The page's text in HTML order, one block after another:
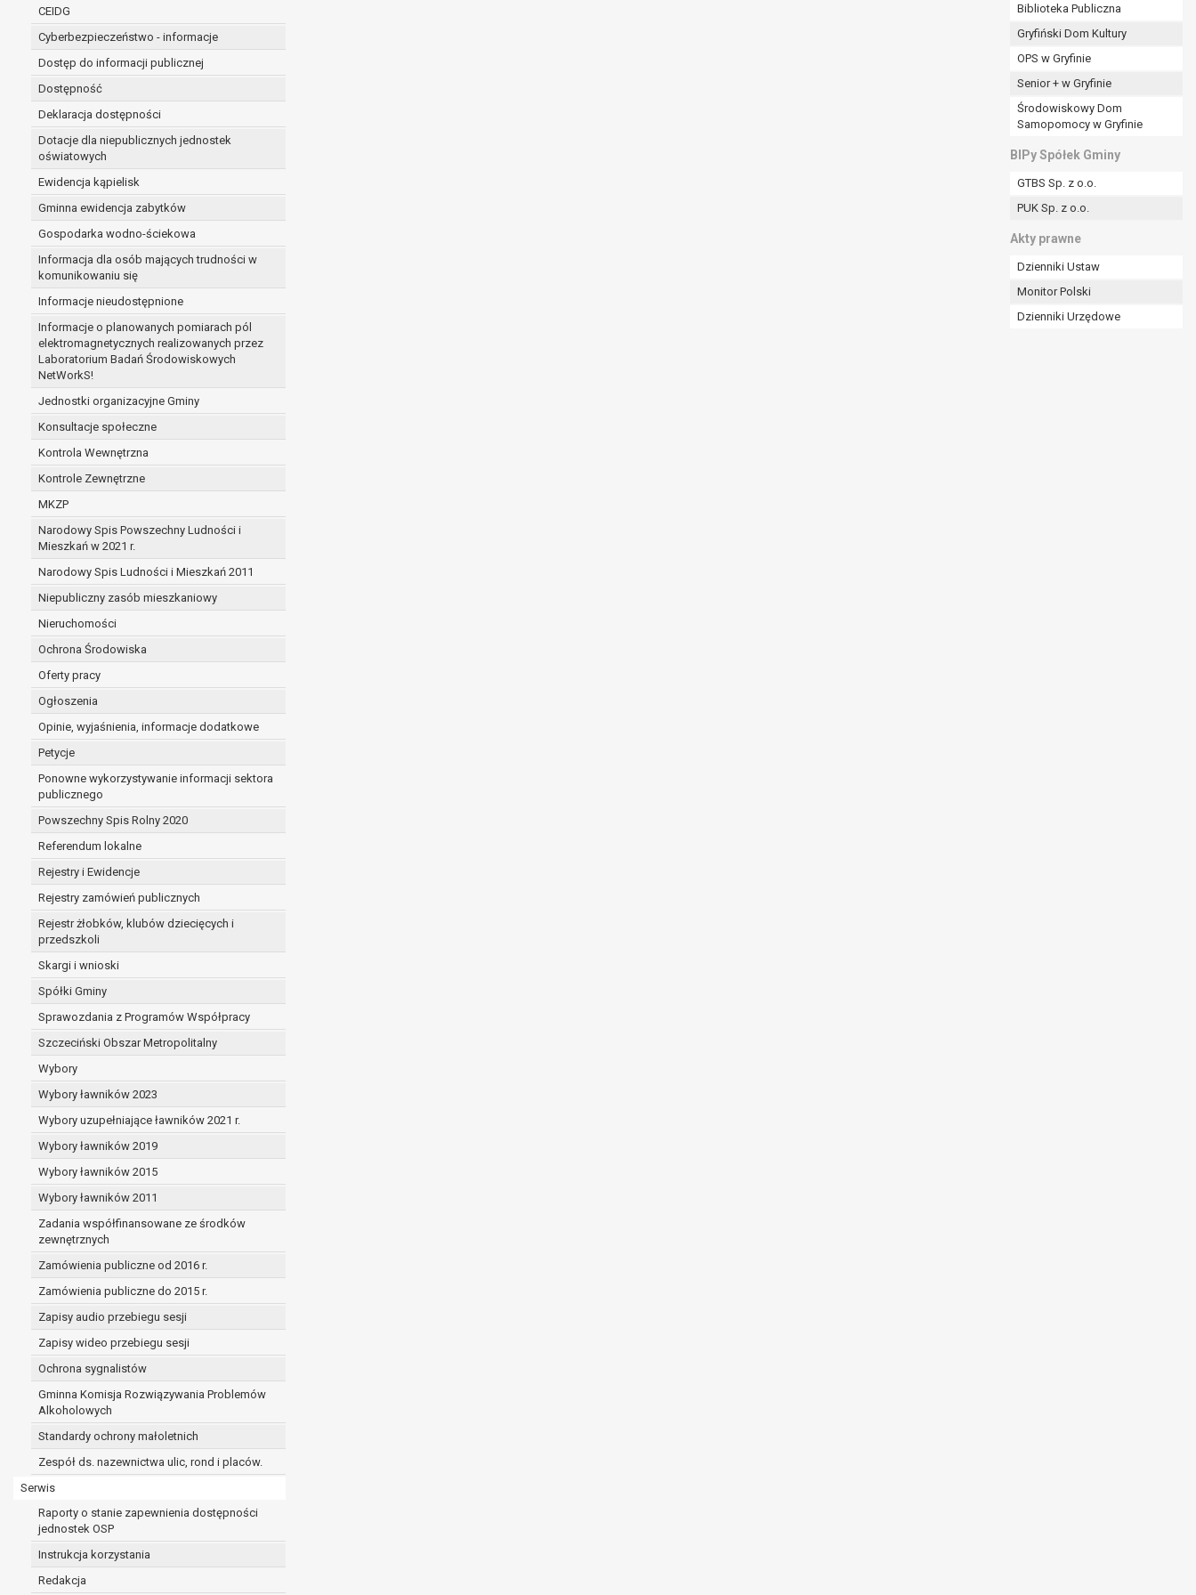
CEIDG
Cyberbezpieczeństwo - informacje
Dostęp do informacji publicznej
Dostępność
Deklaracja dostępności
Dotacje dla niepublicznych jednostek
oświatowych
Ewidencja kąpielisk
Gminna ewidencja zabytków
Gospodarka wodno-ściekowa
Informacja dla osób mających trudności w
komunikowaniu się
Informacje nieudostępnione
Informacje o planowanych pomiarach pól
elektromagnetycznych realizowanych przez
Laboratorium Badań Środowiskowych
NetWorkS!
Jednostki organizacyjne Gminy
Konsultacje społeczne
Kontrola Wewnętrzna
Kontrole Zewnętrzne
MKZP
Narodowy Spis Powszechny Ludności i
Mieszkań w 2021 r.
Narodowy Spis Ludności i Mieszkań 2011
Niepubliczny zasób mieszkaniowy
Nieruchomości
Ochrona Środowiska
Oferty pracy
Ogłoszenia
Opinie, wyjaśnienia, informacje dodatkowe
Petycje
Ponowne wykorzystywanie informacji sektora
publicznego
Powszechny Spis Rolny 2020
Referendum lokalne
Rejestry i Ewidencje
Rejestry zamówień publicznych
Rejestr żłobków, klubów dziecięcych i
przedszkoli
Skargi i wnioski
Spółki Gminy
Sprawozdania z Programów Współpracy
Szczeciński Obszar Metropolitalny
Wybory
Wybory ławników 2023
Wybory uzupełniające ławników 2021 r.
Wybory ławników 2019
Wybory ławników 2015
Wybory ławników 2011
Zadania współfinansowane ze środków
zewnętrznych
Zamówienia publiczne od 2016 r.
Zamówienia publiczne do 2015 r.
Zapisy audio przebiegu sesji
Zapisy wideo przebiegu sesji
Ochrona sygnalistów
Gminna Komisja Rozwiązywania Problemów
Alkoholowych
Standardy ochrony małoletnich
Zespół ds. nazewnictwa ulic, rond i placów.
Serwis
Raporty o stanie zapewnienia dostępności
jednostek OSP
Instrukcja korzystania
Redakcja
Biblioteka Publiczna
Gryfiński Dom Kultury
OPS w Gryfinie
Senior + w Gryfinie
Środowiskowy Dom
Samopomocy w Gryfinie
BIPy Spółek Gminy
GTBS Sp. z o.o.
PUK Sp. z o.o.
Akty prawne
Dzienniki Ustaw
Monitor Polski
Dzienniki Urzędowe
administratorowi bądź
niezbędność przetwarzania do celów wynikających z prawnie uzasadnionych interesów realizowanych przez administratora lub przez stronę trzecią.
Z przyczyn związanych z Pani/Pana szczególną sytuacją. W razie wniesienia sprzeciwu, administrator nie może już przetwarzać tych danych osobowych, chyba że wykaże
on istnienie ważnych prawnie uzasadnionych podstaw do przetwarzania, nadrzędnych wobec interesów, praw i wolności osoby, której dane dotyczą, lub podstaw do
ustalenia, dochodzenia lub obrony roszczeń.
W przypadku gdy przetwarzanie danych osobowych odbywa się na podstawie zgody osoby na przetwarzanie danych osobowych (art. 6 ust. 1 lit a RODO), przysługuje Pani/Panu
prawo do cofnięcia tej zgody w dowolnym momencie. Cofnięcie to nie ma wpływu na zgodność przetwarzania, którego dokonano na podstawie zgody przed jej cofnięciem.
Przysługuje Pani/Panu prawo wniesienia skargi do organu nadzorczego na niezgodne z prawem przetwarzanie Pani/Pana danych osobowych przez administratora.
Organem właściwym do wniesienia skargi jest Prezes Urzędu Ochrony Danych Osobowych.
W zależności od sfery, w której przetwarzane są dane osobowe, podanie danych osobowych jest dobrowolne albo jest wymogiem ustawowym lub umownym.
Pani/Pana dane nie będą poddawane zautomatyzowanemu podejmowaniu decyzji, w tym również profilowaniu.